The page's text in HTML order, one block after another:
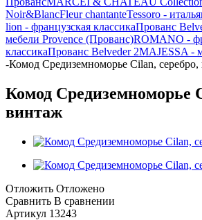
Noir&BlancFleur chantanteTessoro -
lion - французская классикаПрованс
мебели Provence (Прованс)ROMANO -
классикаПрованс Belveder 2MAJESSA -
-Комод Средиземноморье Cilan,
Комод Средиземноморье
винтаж
Отложить Отложено
Сравнить В сравнении
Артикул 13243